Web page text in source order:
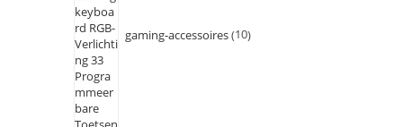
gaming-accessoires 10